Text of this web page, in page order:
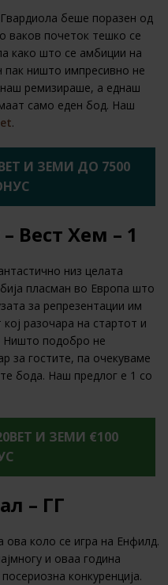
беше поразен од
ваков почеток тешко се
како што се амбиции на
пак ништо импресивно не
ремизираше, а еднаш
само еден бод. Наш
.
И ЗЕМИ ДО 7500
Вест Хем – 1
низ целата
пласман во Европа што
за репрезентации им
разочара на стартот и
Ништо подобро не
за гостите, па очекуваме
бода. Наш предлог е 1 со
И ЗЕМИ €100
– ГГ
ова коло се игра на Енфилд.
и оваа година
конкуренција.